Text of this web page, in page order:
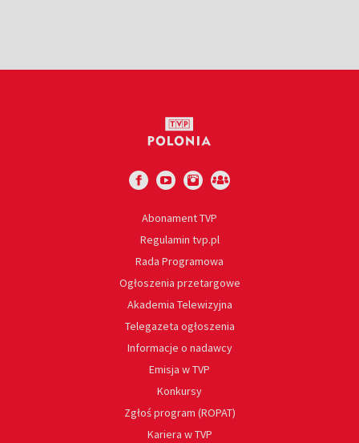
Abonament TVP
Regulamin tvp.pl
Rada Programowa
Ogłoszenia przetargowe
Akademia Telewizyjna
Telegazeta ogłoszenia
Informacje o nadawcy
Emisja w TVP
Konkursy
Zgłoś program (ROPAT)
Kariera w TVP